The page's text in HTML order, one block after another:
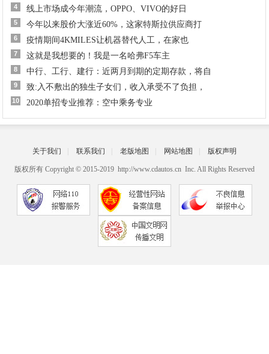
4 线上市场成今年潮流，OPPO、VIVO的好日
5 今年以来股价大涨近60%，这家特斯拉供应商打
6 疫情期间4KMILES让机器替代人工，在家也
7 这就是我想要的！我是一名哈弗F5车主
8 中行、工行、建行：近两月到期的定期存款，将自
9 致:入不敷出的独生子女们，收入承受不了负担，
10 2020单招专业推荐：空中乘务专业
关于我们 联系我们 老版地图 网站地图 版权声明
版权所有 Copyright © 2015-2019 http://www.cdautos.cn Inc. All Rights Reserved